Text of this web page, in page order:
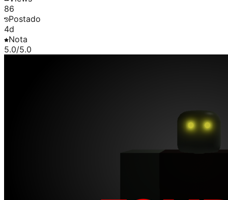
86
Postado
4d
Nota
5.0/5.0